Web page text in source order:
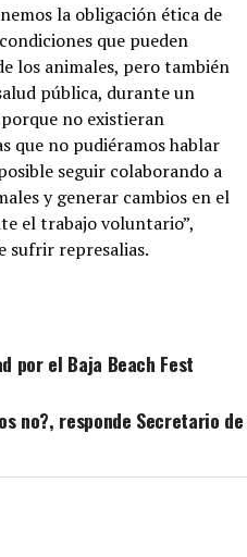
la obligación ética de
que pueden
los animales, pero también
pública, durante un
no existieran
que no pudiéramos hablar
seguir colaborando a
y generar cambios en el
el trabajo voluntario”,
sufrir represalias.
por el Baja Beach Fest
no?, responde Secretario de